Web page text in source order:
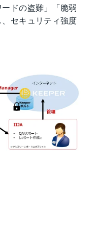
ドの盗難」「脆弱
セキュリティ強度